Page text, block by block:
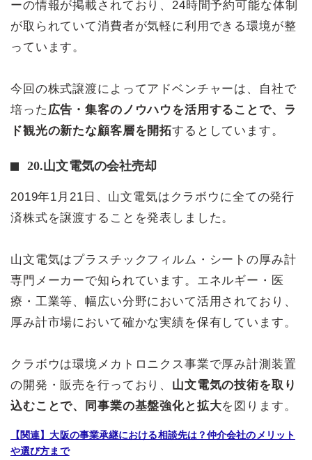
ーの情報が掲載されており、24時間予約可能な体制
が取られていて消費者が気軽に利用できる環境が整
っています。
今回の株式譲渡によってアドベンチャーは、自社で
培った 広告・集客のノウハウを活用することで、ラ
ド観光の新たな顧客層を開拓するとしています。
20.山文電気の会社売却
2019年1月21日、山文電気はクラボウに全ての発行
済株式を譲渡することを発表しました。
山文電気はプラスチックフィルム・シートの厚み計
専門メーカーで知られています。エネルギー・医
療・工業等、幅広い分野において活用されており、
厚み計市場において確かな実績を保有しています。
クラボウは環境メカトロニクス事業で厚み計測装置
の開発・販売を行っており、 山文電気の技術を取り
込むことで、同事業の基盤強化と拡大を図ります。
【関連】大阪の事業承継における相談先は？仲介会社のメリット
や選び方まで